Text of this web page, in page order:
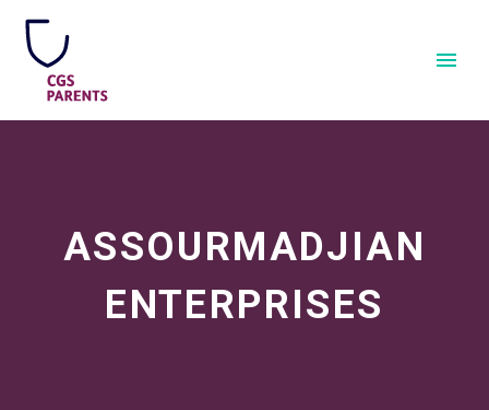
ASSOURMADJIAN
ENTERPRISES